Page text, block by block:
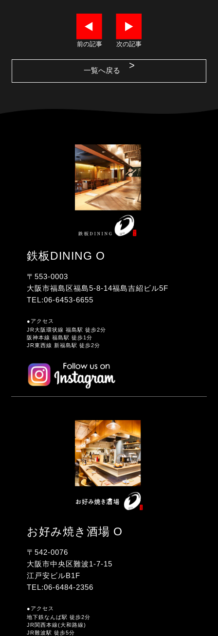
前の記事 次の記事
一覧へ戻る
鉄板DINING O
〒553-0003
大阪市福島区福島5-8-14福島吉紹ビル5F
TEL:06-6453-6655
●アクセス
JR大阪環状線 福島駅 徒歩2分
阪神本線 福島駅 徒歩1分
JR東西線 新福島駅 徒歩2分
お好み焼き酒場 O
〒542-0076
大阪市中央区難波1-7-15
江戸安ビルB1F
TEL:06-6484-2356
●アクセス
地下鉄なんば駅 徒歩2分
JR関西本線(大和路線)
JR難波駅 徒歩5分